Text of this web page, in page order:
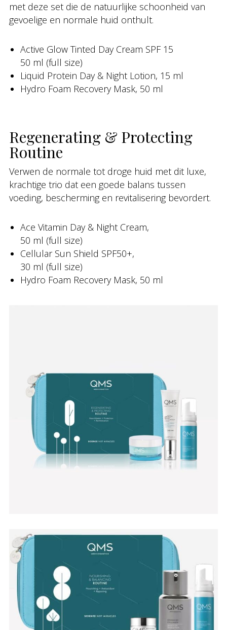
met deze set die de natuurlijke schoonheid van
gevoelige en normale huid onthult.
Active Glow Tinted Day Cream SPF 15
50 ml (full size)
Liquid Protein Day & Night Lotion, 15 ml
Hydro Foam Recovery Mask, 50 ml
Regenerating & Protecting
Routine
Verwen de normale tot droge huid met dit luxe,
krachtige trio dat een goede balans tussen
voeding, bescherming en revitalisering bevordert.
Ace Vitamin Day & Night Cream,
50 ml (full size)
Cellular Sun Shield SPF50+,
30 ml (full size)
Hydro Foam Recovery Mask, 50 ml